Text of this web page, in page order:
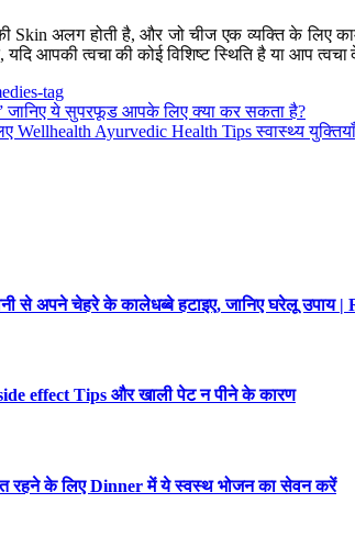
Skin अलग होती है, और जो चीज एक व्यक्ति के लिए
आपकी त्वचा की कोई विशिष्ट स्थिति है या आप त्वचा
tag
जानिए ये सुपरफूड आपके लिए क्या कर सकता है?
Wellhealth Ayurvedic Health Tips स्वास्थ्य युक्तियाँ
से अपने चेहरे के कालेधब्बे हटाइए, जानिए घरेलू उपाय |
effect Tips और खाली पेट न पीने के कारण
रहने के लिए Dinner में ये स्वस्थ भोजन का सेवन करें